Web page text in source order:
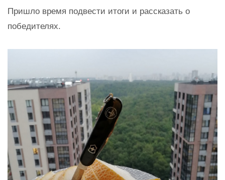
Пришло время подвести итоги и рассказать о
победителях.